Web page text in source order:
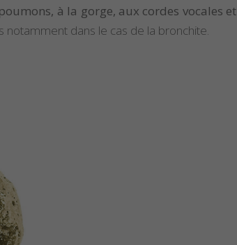
à la gorge, aux cordes vocales et
notamment dans le cas de la bronchite.